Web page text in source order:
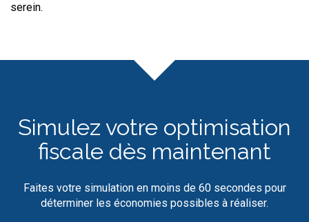
serein.
Simulez votre optimisation
fiscale dès maintenant
Faites votre simulation en moins de 60 secondes pour
déterminer les économies possibles à réaliser.